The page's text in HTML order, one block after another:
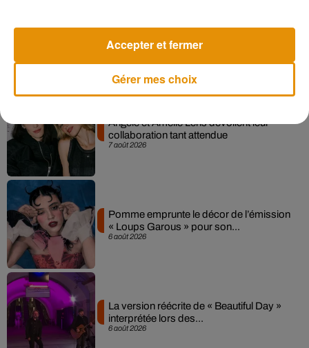
7 août 2026
Madonna sort enfin le remix de « Love
Sensation » avec Kylie Minogue
7 août 2026
Angèle et Amélie Lens dévoilent leur
collaboration tant attendue
6 août 2026
Pomme emprunte le décor de l’émission
« Loups Garous » pour son...
6 août 2026
La version réécrite de « Beautiful Day »
interprétée lors des...
Gérer mes choix
Accepter et fermer